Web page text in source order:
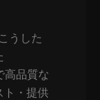
うした
高品質な
ト・提供